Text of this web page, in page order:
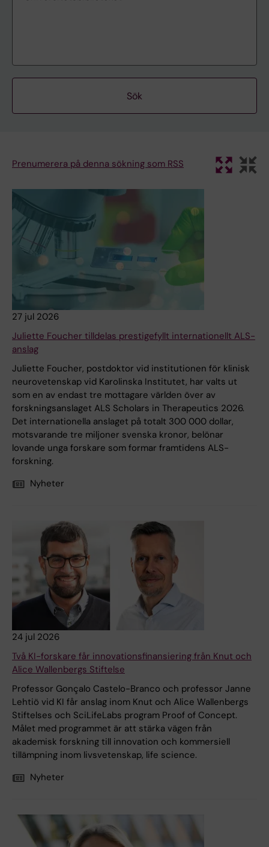
Prenumerera på denna sökning som RSS
27 jul 2026
Juliette Foucher tilldelas prestigefyllt internationellt ALS-
anslag
Juliette Foucher, postdoktor vid institutionen för klinisk
neurovetenskap vid Karolinska Institutet, har valts ut
som en av endast tre mottagare världen över av
forskningsanslaget ALS Scholars in Therapeutics 2026.
Det internationella anslaget på totalt 300 000 dollar,
motsvarande tre miljoner svenska kronor, belönar
lovande unga forskare som formar framtidens ALS-
forskning.
Nyheter
24 jul 2026
Två KI-forskare får innovationsfinansiering från Knut och
Alice Wallenbergs Stiftelse
Professor Gonçalo Castelo-Branco och professor Janne
Lehtiö vid KI får anslag inom Knut och Alice Wallenbergs
Stiftelses och SciLifeLabs program Proof of Concept.
Målet med programmet är att stärka vägen från
akademisk forskning till innovation och kommersiell
tillämpning inom livsvetenskap, life science.
Nyheter